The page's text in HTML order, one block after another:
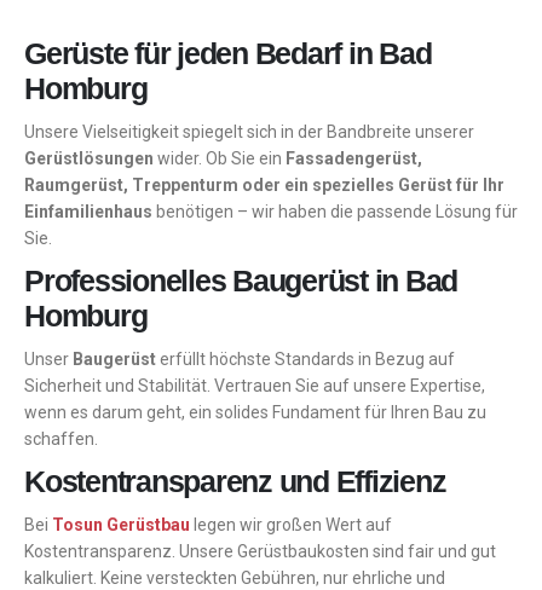
Gerüste für jeden Bedarf in Bad
Homburg
Unsere Vielseitigkeit spiegelt sich in der Bandbreite unserer
Gerüstlösungen wider. Ob Sie ein Fassadengerüst,
Raumgerüst, Treppenturm oder ein spezielles Gerüst für Ihr
Einfamilienhaus benötigen – wir haben die passende Lösung für
Sie.
Professionelles Baugerüst in Bad
Homburg
Unser Baugerüsterfüllt höchste Standards in Bezug auf
Sicherheit und Stabilität. Vertrauen Sie auf unsere Expertise,
wenn es darum geht, ein solides Fundament für Ihren Bau zu
schaffen.
Kostentransparenz und Effizienz
Bei Tosun Gerüstbau legen wir großen Wert auf
Kostentransparenz. Unsere Gerüstbaukosten sind fair und gut
kalkuliert. Keine versteckten Gebühren, nur ehrliche und